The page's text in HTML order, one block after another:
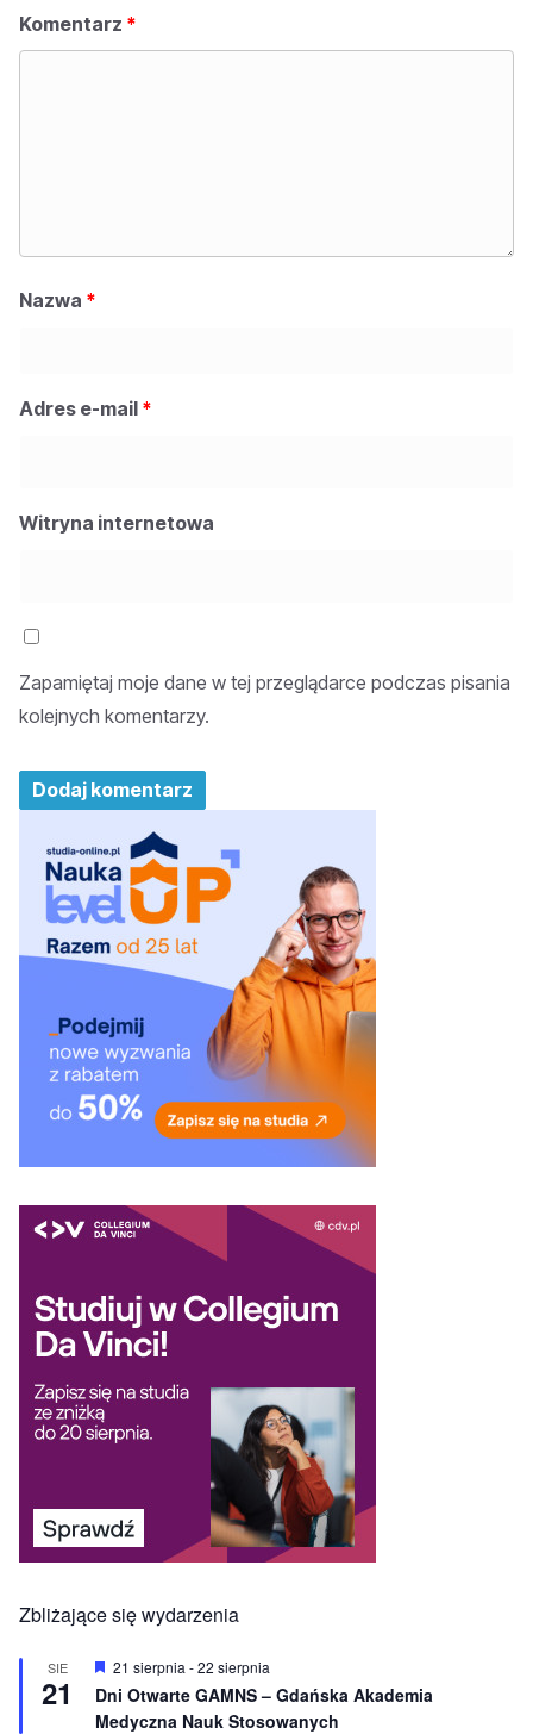
Komentarz *
Nazwa *
Adres e-mail *
Witryna internetowa
Zapamiętaj moje dane w tej przeglądarce podczas pisania
kolejnych komentarzy.
Zbliżające się wydarzenia
SIE
21
W
r
ó
21 sierpnia -22 sierpnia
Dni Otwarte GAMNS – Gdańska Akademia
Medyczna Nauk Stosowanych